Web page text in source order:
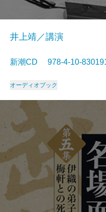
井上靖／講演
新潮CD 978-4-10-
オーディオブック